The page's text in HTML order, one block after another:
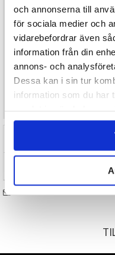
och annonserna till
för sociala medier och
vidarebefordrar även
information från din
annons- och
Dessa kan i sin tur
information som du har
15 penslar i varierande
Passar för:akryl, olja och
Mångsidigt set för
däremellan
Lämpligt för konst, hobby,
Enkel att rengöra och
Det perfekta penselsetet
måla och skapa – ett måste